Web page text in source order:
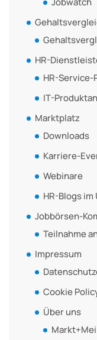
HR-
HR-Service-
IT-
Marktplatz
Downloads
Karriere-
Webinare
HR-Blogs
Jobbörsen-
Teilnahme
Impressum
Cookie
Über uns